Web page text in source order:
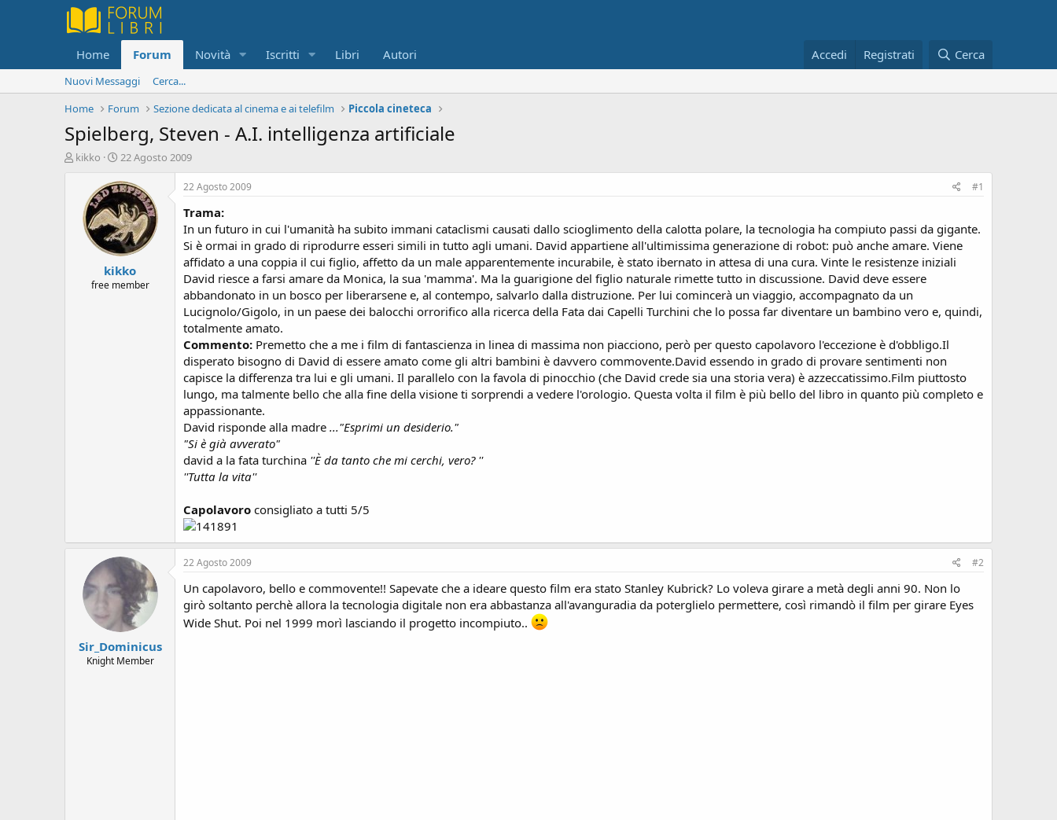
Home Forum Novità Iscritti Libri Autori Accedi Registrati Cerca
Nuovi Messaggi
Cerca...
Home
Forum Sezione dedicata al cinema e ai telefilm Piccola cineteca
Spielberg, Steven - A.I. intelligenza artificiale
C
kikko
D
t
a
d
i
i
n
i
z
22 Agosto 2009
kikko
free member
22 Agosto 2009 #1
Trama:
In un futuro in cui l'umanità ha subito immani cataclismi causati dallo scioglimento della calotta polare, la tecnologia ha compiuto passi da gigante.
Si è ormai in grado di riprodurre esseri simili in tutto agli umani. David appartiene all'ultimissima generazione di robot: può anche amare. Viene
affidato a una coppia il cui figlio, affetto da un male apparentemente incurabile, è stato ibernato in attesa di una cura. Vinte le resistenze iniziali
David riesce a farsi amare da Monica, la sua 'mamma'. Ma la guarigione del figlio naturale rimette tutto in discussione. David deve essere
abbandonato in un bosco per liberarsene e, al contempo, salvarlo dalla distruzione. Per lui comincerà un viaggio, accompagnato da un
Lucignolo/Gigolo, in un paese dei balocchi orrorifico alla ricerca della Fata dai Capelli Turchini che lo possa far diventare un bambino vero e, quindi,
totalmente amato.
Commento: Premetto che a me i film di fantascienza in linea di massima non piacciono, però per questo capolavoro l'eccezione è d'obbligo.Il
disperato bisogno di David di essere amato come gli altri bambini è davvero commovente.David essendo in grado di provare sentimenti non
capisce la differenza tra lui e gli umani. Il parallelo con la favola di pinocchio (che David crede sia una storia vera) è azzeccatissimo.Film piuttosto
lungo, ma talmente bello che alla fine della visione ti sorprendi a vedere l'orologio. Questa volta il film è più bello del libro in quanto più completo e
appassionante.
David risponde alla madre ..."Esprimi un desiderio."
"Si è già avverato"
david a la fata turchina ''È da tanto che mi cerchi, vero? ''
''Tutta la vita''
Capolavoro consigliato a tutti 5/5
Sir_Dominicus
Knight Member
22 Agosto 2009 #2
Un capolavoro, bello e commovente!! Sapevate che a ideare questo film era stato Stanley Kubrick? Lo voleva girare a metà degli anni 90. Non lo
girò soltanto perchè allora la tecnologia digitale non era abbastanza all'avanguradia da poterglielo permettere, così rimandò il film per girare Eyes
Wide Shut. Poi nel 1999 morì lasciando il progetto incompiuto..